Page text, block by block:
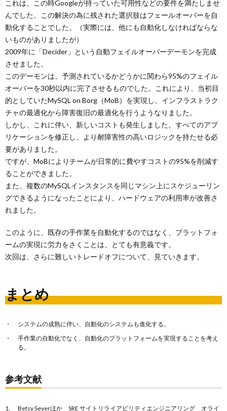
これは、この時Googleが持っていた可用性などの要件を満たしませ
んでした。この解決の為に残された選択肢はフェールオーバーを自
動化することでした。（実際には、他にも自動化しなければならな
いものがありましたが）
2009年に「Decider」という自動フェイルオーバーデーモンを完成
させました。
このデーモンは、予測されているかどうかに関わら95%のフェイル
オーバーを30秒以内に完了させるものでした。これにより、当初目
的としていたMySQL on Borg（MoB）を実現し、インフラストラク
チャの最適化から障害復旧の最適化を行うようなりました。
しかし、これに伴い、新しいコストも発生しました。すべてのアプ
リケーションを修正し、より耐障害性の高いロジックを持たせる必
要がありました。
ですが、MoBによりチームが日常的に費やすコストの95%を削減す
ることができました。
また、複数のMySQLインスタンスを同じマシン上にスケジューリン
グできるようになったことにより、ハードウェアの利用率が改善さ
れました。
このように、既存の手作業を自動化するのではなく、プラットフォ
ームの実現に労力をさくことは、とても有意義です。
次回は、さらに難しいトレードオフについて、見ていきます。
まとめ
システムの成熟に伴い、自動化のシステムも進化する。
手作業の自動化でなく、自動化のプラットフォームを実現することを考え
る。
参考文献
Betsy Seyerほか SRE サイトリライアビリティエンジニアリング オライ